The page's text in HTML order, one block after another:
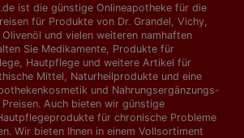
ist die günstige Onlineapotheke für die
für Produkte von Dr. Grandel, Vichy,
Olivenöl und vielen weiteren namhaften
Sie Medikamente, Produkte für
Hautpflege und weitere Artikel für
Mittel, Naturheilprodukte und eine
und Nahrungs­ergänzungs­
Auch bieten wir günstige
für chronische Probleme
Wir bieten Ihnen in einem Vollsortiment